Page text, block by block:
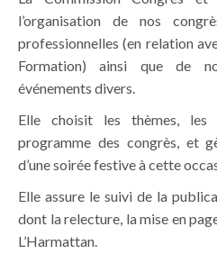
l’organisation de nos
professionnelles (en relation
Formation) ainsi que de
événements divers.
Elle choisit les thèmes, les
programme des congrès, et
d’une soirée festive à cette
Elle assure le suivi de la
dont la relecture, la mise en
L’Harmattan.